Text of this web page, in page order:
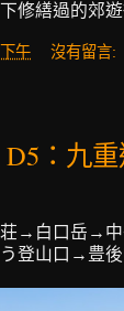
修繕過的郊
午 沒有留言:
：九
荘→白口岳→
登山口→豊